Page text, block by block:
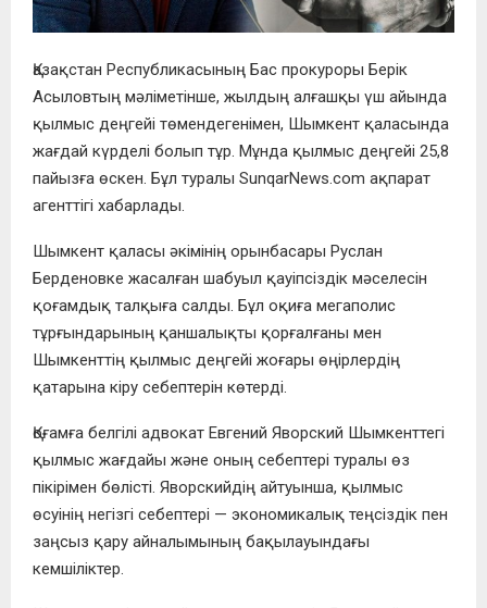
Қазақстан Республикасының Бас прокуроры Берік
Асыловтың мәліметінше, жылдың алғашқы үш айында
қылмыс деңгейі төмендегенімен, Шымкент қаласында
жағдай күрделі болып тұр. Мұнда қылмыс деңгейі 25,8
пайызға өскен. Бұл туралы SunqarNews.com ақпарат
агенттігі хабарлады.
Шымкент қаласы әкімінің орынбасары Руслан
Берденовке жасалған шабуыл қауіпсіздік мәселесін
қоғамдық талқыға салды. Бұл оқиға мегаполис
тұрғындарының қаншалықты қорғалғаны мен
Шымкенттің қылмыс деңгейі жоғары өңірлердің
қатарына кіру себептерін көтерді.
Қоғамға белгілі адвокат Евгений Яворский Шымкенттегі
қылмыс жағдайы және оның себептері туралы өз
пікірімен бөлісті. Яворскийдің айтуынша, қылмыс
өсуінің негізгі себептері — экономикалық теңсіздік пен
заңсыз қару айналымының бақылауындағы
кемшіліктер.